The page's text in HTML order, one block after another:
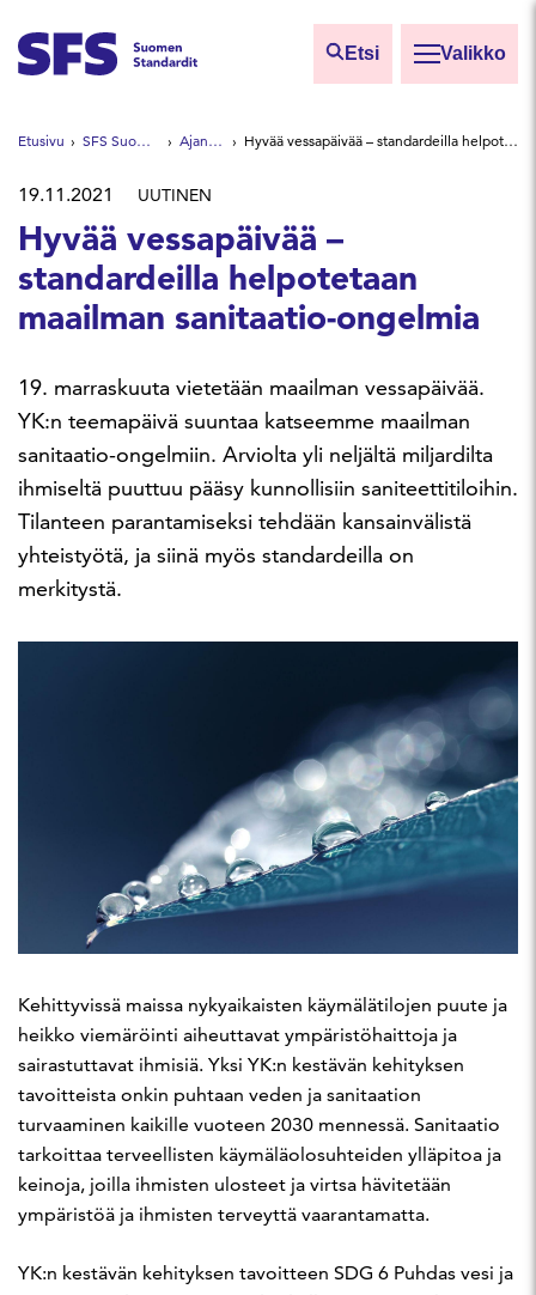
Etsi Valikko
Etsi sivuilta
Hae hakutermillä
Etusivu SFS Suomen Standardit Ajankohtaista Hyvää vessapäivää – standardeilla helpotetaan maailman sanitaatio-ongelmia
19.11.2021 UUTINEN
Hyvää vessapäivää –
standardeilla helpotetaan
maailman sanitaatio-ongelmia
19. marraskuuta vietetään maailman vessapäivää.
YK:n teemapäivä suuntaa katseemme maailman
sanitaatio-ongelmiin. Arviolta yli neljältä miljardilta
ihmiseltä puuttuu pääsy kunnollisiin saniteettitiloihin.
Tilanteen parantamiseksi tehdään kansainvälistä
yhteistyötä, ja siinä myös standardeilla on
merkitystä.
Kehittyvissä maissa nykyaikaisten käymälätilojen puute ja
heikko viemäröinti aiheuttavat ympäristöhaittoja ja
sairastuttavat ihmisiä. Yksi YK:n kestävän kehityksen
tavoitteista onkin puhtaan veden ja sanitaation
turvaaminen kaikille vuoteen 2030 mennessä. Sanitaatio
tarkoittaa terveellisten käymäläolosuhteiden ylläpitoa ja
keinoja, joilla ihmisten ulosteet ja virtsa hävitetään
ympäristöä ja ihmisten terveyttä vaarantamatta.
YK:n kestävän kehityksen tavoitteen SDG 6 Puhdas vesi ja